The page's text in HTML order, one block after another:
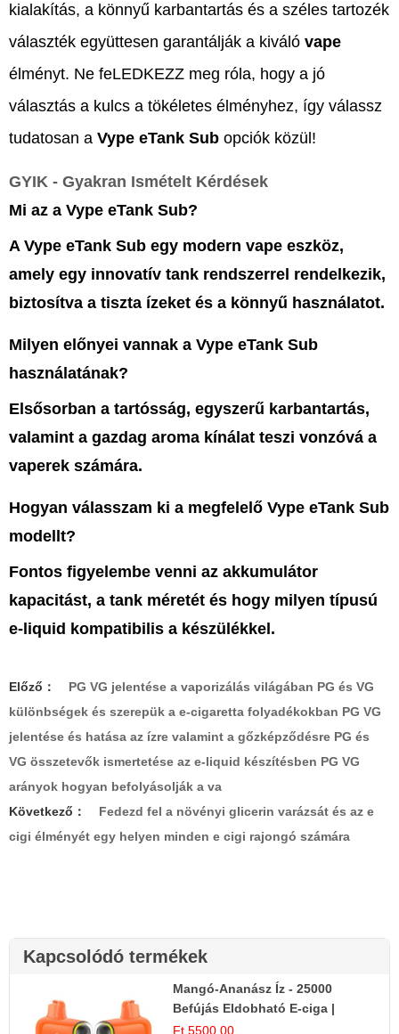
kialakítás, a könnyű karbantartás és a széles tartozék
választék együttesen garantálják a kiváló vape
élményt. Ne feLEDKEZZ meg róla, hogy a jó
választás a kulcs a tökéletes élményhez, így válassz
tudatosan a Vype eTank Sub opciók közül!
GYIK - Gyakran Ismételt Kérdések
Mi az a Vype eTank Sub?
A Vype eTank Sub egy modern vape eszköz,
amely egy innovatív tank rendszerrel rendelkezik,
biztosítva a tiszta ízeket és a könnyű használatot.
Milyen előnyei vannak a Vype eTank Sub
használatának?
Elsősorban a tartósság, egyszerű karbantartás,
valamint a gazdag aroma kínálat teszi vonzóvá a
vaperek számára.
Hogyan válasszam ki a megfelelő Vype eTank Sub
modellt?
Fontos figyelembe venni az akkumulátor
kapacitást, a tank méretét és hogy milyen típusú
e-liquid kompatibilis a készülékkel.
Előző：
PG VG jelentése a vaporizálás világában PG és VG
különbségek és szerepük a e-cigaretta folyadékokban PG VG
jelentése és hatása az ízre valamint a gőzképződésre PG és
VG összetevők ismertetése az e-liquid készítésben PG VG
arányok hogyan befolyásolják a va
Következő：
Fedezd fel a növényi glicerin varázsát és az e
cigi élményét egy helyen minden e cigi rajongó számára
Kapcsolódó termékek
Mangó-Ananász Íz - 25000
Befújás Eldobható E-ciga |
Trópusi Gyümölcs Élmény!
Ft 5500.00